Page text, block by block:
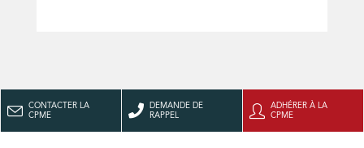
CONTACTER LA
CPME
DEMANDE DE
RAPPEL
ADHÉRER À LA
CPME